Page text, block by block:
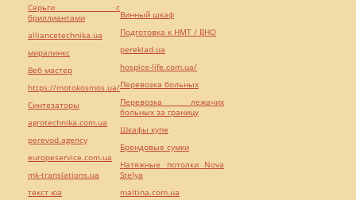
Серьги с
бриллиантами
alliancetechnika.ua
миралинкс
Веб мастер
https://motokosmos.ua/
Синтезаторы
agrotechnika.com.ua
perevod.agency
europeservice.com.ua
mk-translations.ua
текст юа
Винный шкаф
Подготовка к НМТ / ВНО
pereklad.ua
hospice-life.com.ua/
Перевозка больных
Перевозка лежачих
больных за границу
Шкафы купе
Брендовые сумки
Натяжные потолки Nova
Stelya
maltina.com.ua